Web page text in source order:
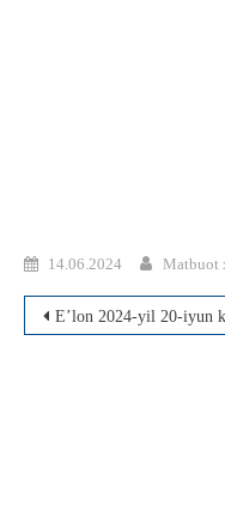
14.06.2024 Matbuot
Post
E’lon 2024-yil 20-iyun kuni